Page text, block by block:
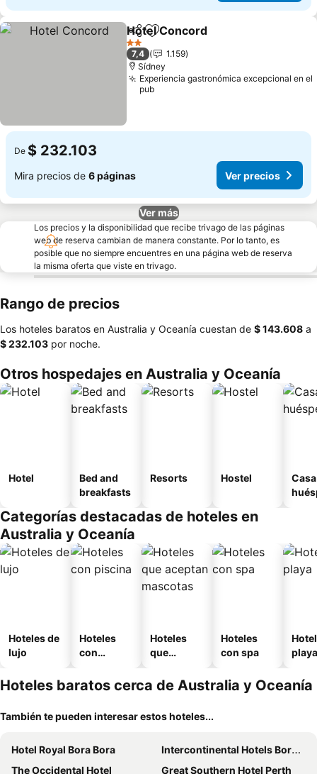
CompartirAgregar a favoritos
Hotel Concord
2 Estrellas
7,4
1.159
Sídney
Experiencia gastronómica excepcional en el
pub
De $ 232.103
Mira precios de 6 páginas Ver precios
Ver más
Los precios y la disponibilidad que recibe trivago de las páginas
web de reserva cambian de manera constante. Por lo tanto, es
posible que no siempre encuentres en una página web de reserva
la misma oferta que viste en trivago.
Rango de precios
Los hoteles baratos en Australia y Oceanía cuestan de ‎$ 143.608 a
‎$ 232.103 por noche.
Otros hospedajes en Australia y Oceanía
Hotel
Bed and
breakfasts
Resorts Hostel
Categorías destacadas de hoteles en
Australia y Oceanía
Hoteles de
lujo
Hoteles
con
Hoteles
que
mascotas
Hoteles
con spa
playa
Hoteles baratos cerca de Australia y Oceanía
También te pueden interesar estos hoteles...
Hotel Royal Bora Bora
Intercontinental Hotels Bora Bora Le Moana Resort By Ihg
The Occidental Hotel
Great Southern Hotel Perth